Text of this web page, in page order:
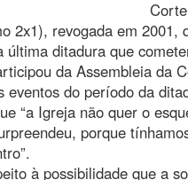
2x1), revogada em
última ditadura que
da Assembleia da
eventos do período da
“a Igreja não quer o
porque
à possibilidade que a